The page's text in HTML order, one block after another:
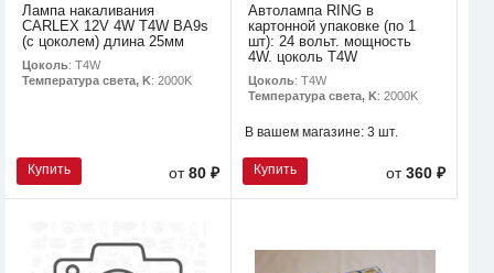
Лампа накаливания
CARLEX 12V 4W T4W BA9s
(с цоколем) длина 25мм
Цоколь: T4W
Температура света, K: 2000K
Купить от80 ₽
Автолампа RING в
картонной упаковке (по 1
шт): 24 вольт. мощность
4W. цоколь T4W
Цоколь: T4W
Температура света, K: 2000K
В вашем магазине: 3 шт.
Купить от360 ₽